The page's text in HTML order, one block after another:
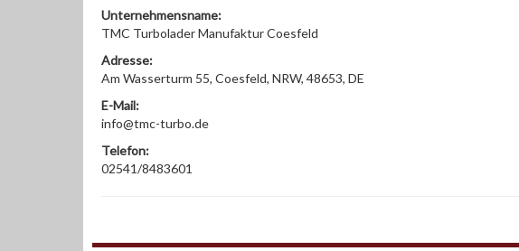
Unternehmensname:
TMC Turbolader Manufaktur Coesfeld
Adresse:
Am Wasserturm 55, Coesfeld, NRW, 48653, DE
E-Mail:
info@tmc-turbo.de
Telefon:
02541/8483601